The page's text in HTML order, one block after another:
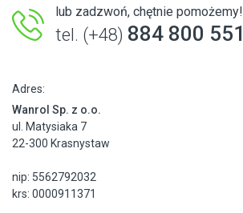
lub zadzwoń, chętnie pomożemy!
tel. (+48) 884 800 551
Adres:
Wanrol Sp. z o.o.
ul. Matysiaka 7
22-300 Krasnystaw
nip: 5562792032
krs: 0000911371